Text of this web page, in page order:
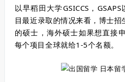
以早稻田大学GSICCS，
目最近录取的情况来看， 博士招
的硕士 ，海外硕士如果想直接
每个项目全球就给1-5个名额。